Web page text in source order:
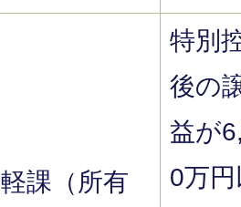
軽課（所有
特別
後の
益が
0万